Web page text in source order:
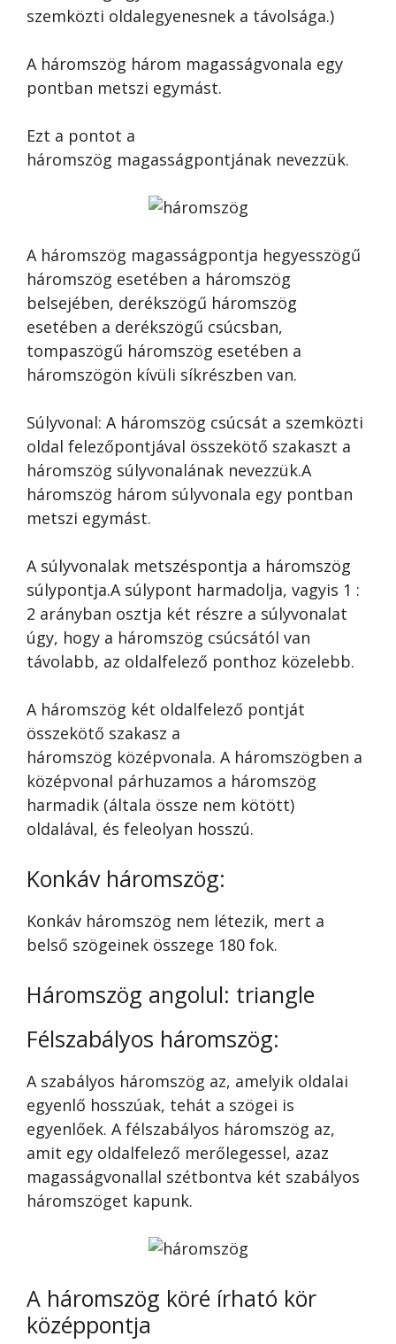
szemközti oldalegyenesnek a távolsága.)
A háromszög három magasságvonala egy
pontban metszi egymást.
Ezt a pontot a
háromszög magasságpontjának nevezzük.
A háromszög magasságpontja hegyesszögű
háromszög esetében a háromszög
belsejében, derékszögű háromszög
esetében a derékszögű csúcsban,
tompaszögű háromszög esetében a
háromszögön kívüli síkrészben van.
Súlyvonal: A háromszög csúcsát a szemközti
oldal felezőpontjával összekötő szakaszt a
háromszög súlyvonalának nevezzük.A
háromszög három súlyvonala egy pontban
metszi egymást.
A súlyvonalak metszéspontja a háromszög
súlypontja.A súlypont harmadolja, vagyis 1 :
2 arányban osztja két részre a súlyvonalat
úgy, hogy a háromszög csúcsától van
távolabb, az oldalfelező ponthoz közelebb.
A háromszög két oldalfelező pontját
összekötő szakasz a
háromszög középvonala. A háromszögben a
középvonal párhuzamos a háromszög
harmadik (általa össze nem kötött)
oldalával, és feleolyan hosszú.
Konkáv háromszög:
Konkáv háromszög nem létezik, mert a
belső szögeinek összege 180 fok.
Háromszög angolul: triangle
Félszabályos háromszög:
A szabályos háromszög az, amelyik oldalai
egyenlő hosszúak, tehát a szögei is
egyenlőek. A félszabályos háromszög az,
amit egy oldalfelező merőlegessel, azaz
magasságvonallal szétbontva két szabályos
háromszöget kapunk.
A háromszög köré írható kör
középpontja